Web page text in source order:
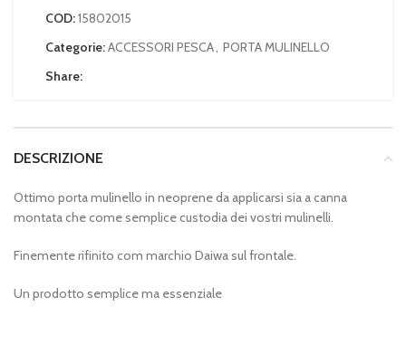
COD:15802015
Categorie:ACCESSORI PESCA, PORTA MULINELLO
Share:
DESCRIZIONE
Ottimo porta mulinello in neoprene da applicarsi sia a canna
montata che come semplice custodia dei vostri mulinelli.
Finemente rifinito com marchio Daiwa sul frontale.
Un prodotto semplice ma essenziale